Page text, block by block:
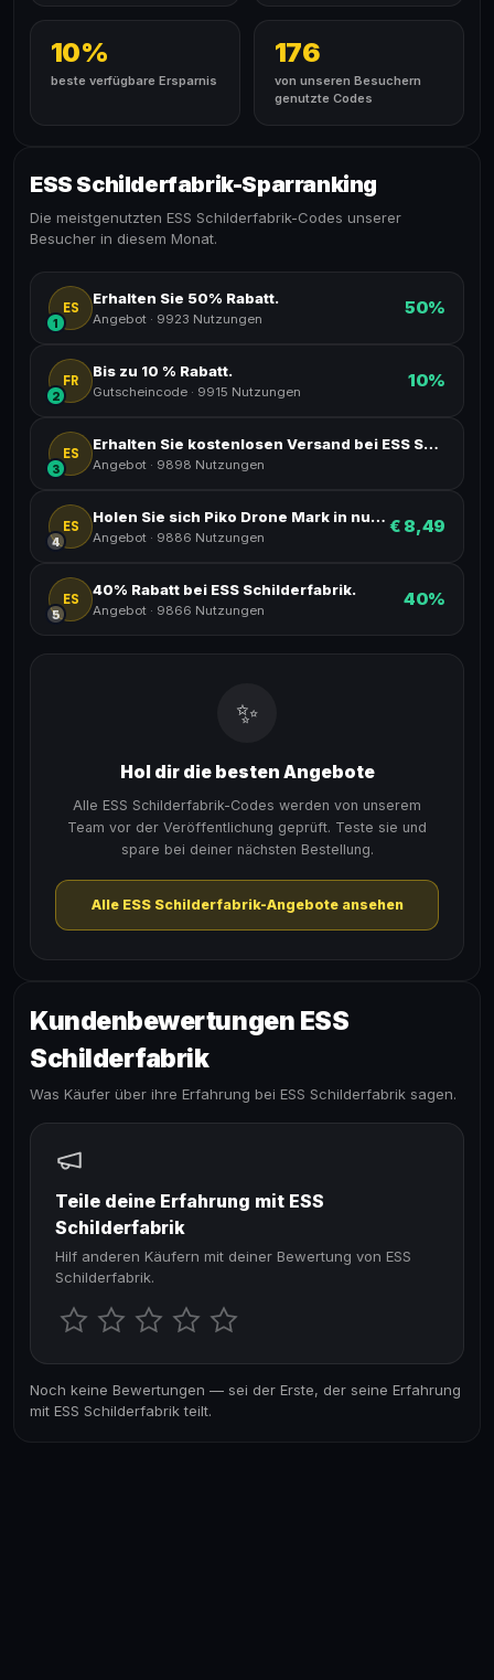
10%
beste verfügbare Ersparnis
176
von unseren Besuchern
genutzte Codes
ESS Schilderfabrik-Sparranking
Die meistgenutzten ESS Schilderfabrik-Codes unserer
Besucher in diesem Monat.
ES
1
Erhalten Sie 50% Rabatt.
Angebot · 9923 Nutzungen
50%
FR
2
Bis zu 10 % Rabatt.
Gutscheincode · 9915 Nutzungen
10%
ES
3
Erhalten Sie kostenlosen Versand bei ESS Schilderfabrik.
Angebot · 9898 Nutzungen
ES
4
Holen Sie sich Piko Drone Mark in nur bei der ESS Schilderfabrik.
Angebot · 9886 Nutzungen
€ 8,49
ES
5
40% Rabatt bei ESS Schilderfabrik.
Angebot · 9866 Nutzungen
40%
✨
Hol dir die besten Angebote
Alle ESS Schilderfabrik-Codes werden von unserem
Team vor der Veröffentlichung geprüft. Teste sie und
spare bei deiner nächsten Bestellung.
Alle ESS Schilderfabrik-Angebote ansehen
Kundenbewertungen ESS
Schilderfabrik
Was Käufer über ihre Erfahrung bei ESS Schilderfabrik sagen.
Teile deine Erfahrung mit ESS
Schilderfabrik
Hilf anderen Käufern mit deiner Bewertung von ESS
Schilderfabrik.
Noch keine Bewertungen — sei der Erste, der seine Erfahrung
mit ESS Schilderfabrik teilt.